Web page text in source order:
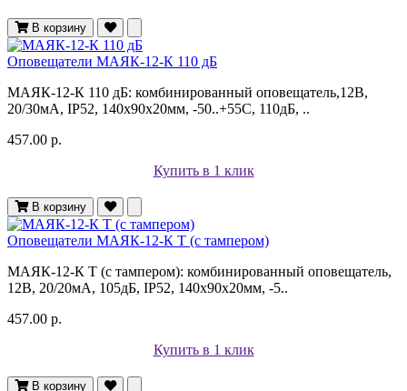
В корзину
Оповещатели МАЯК-12-К 110 дБ
МАЯК-12-К 110 дБ: комбинированный оповещатель,12В,
20/30мА, IP52, 140х90х20мм, -50..+55С, 110дБ, ..
457.00 р.
Купить в 1 клик
В корзину
Оповещатели МАЯК-12-К Т (с тампером)
МАЯК-12-К Т (с тампером): комбинированный оповещатель,
12В, 20/20мА, 105дБ, IP52, 140х90х20мм, -5..
457.00 р.
Купить в 1 клик
В корзину